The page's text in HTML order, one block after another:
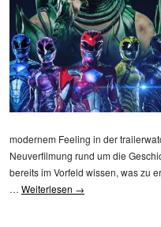
modernem Feeling in der
Neuverfilmung rund um die
bereits im Vorfeld wissen, was zu
… Weiterlesen →